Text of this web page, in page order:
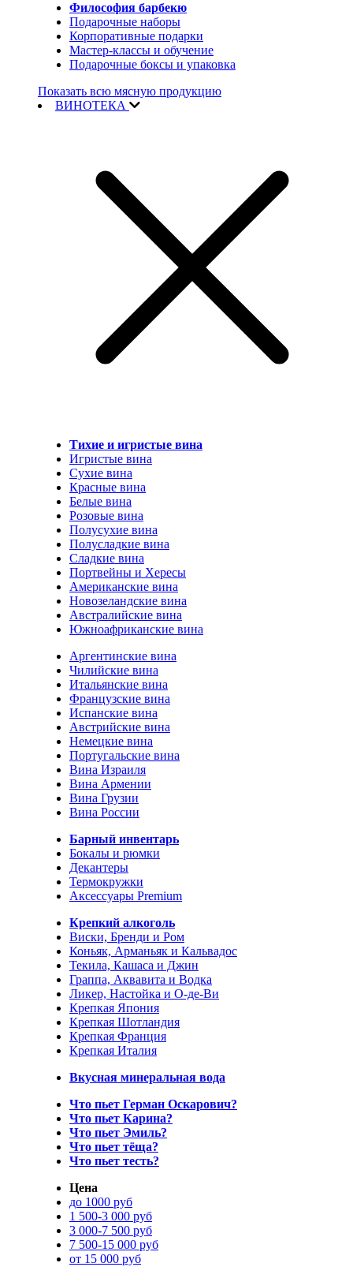
Философия барбекю
Подарочные наборы
Корпоративные подарки
Мастер-классы и обучение
Подарочные боксы и упаковка
Показать всю мясную продукцию
ВИНОТЕКА
Тихие и игристые вина
Игристые вина
Сухие вина
Красные вина
Белые вина
Розовые вина
Полусухие вина
Полусладкие вина
Сладкие вина
Портвейны и Хересы
Американские вина
Новозеландские вина
Австралийские вина
Южноафриканские вина
Аргентинские вина
Чилийские вина
Итальянские вина
Французские вина
Испанские вина
Австрийские вина
Немецкие вина
Португальские вина
Вина Израиля
Вина Армении
Вина Грузии
Вина России
Барный инвентарь
Бокалы и рюмки
Декантеры
Термокружки
Аксессуары Premium
Крепкий алкоголь
Виски, Бренди и Ром
Коньяк, Арманьяк и Кальвадос
Текила, Кашаса и Джин
Граппа, Аквавита и Водка
Ликер, Настойка и О-де-Ви
Крепкая Япония
Крепкая Шотландия
Крепкая Франция
Крепкая Италия
Вкусная минеральная вода
Что пьет Герман Оскарович?
Что пьет Карина?
Что пьет Эмиль?
Что пьет тёща?
Что пьет тесть?
Цена
до 1000 руб
1 500-3 000 руб
3 000-7 500 руб
7 500-15 000 руб
от 15 000 руб